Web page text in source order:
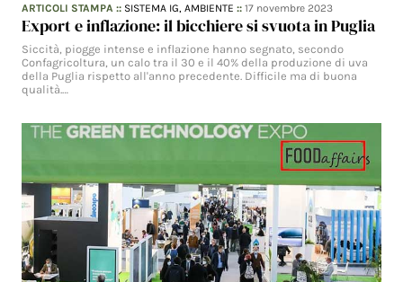
ARTICOLI STAMPA :: SISTEMA IG,AMBIENTE ::17 novembre 2023
Export e inflazione: il bicchiere si svuota in Puglia
Siccità, piogge intense e inflazione hanno segnato, secondo
Confagricoltura, un calo tra il 30 e il 40% della produzione di uva
della Puglia rispetto all'anno precedente. Difficile ma di buona
qualità.…